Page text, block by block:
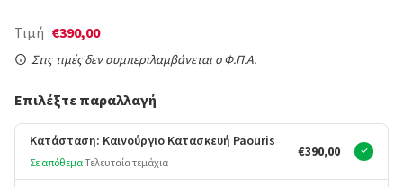
Τιμή €390,00
Στις τιμές δεν συμπεριλαμβάνεται ο Φ.Π.Α.
Επιλέξτε παραλλαγή
Κατάσταση: Καινούργιο Κατασκευή Paouris
Σε απόθεμαΤελευταία τεμάχια
€390,00